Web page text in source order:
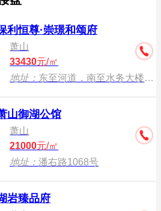
利恒尊·崇璟和颂府
萧山
33430元/㎡
地址： 东至河道，南至水务大楼，西至崇化路，北至河道
山御湖公馆
萧山
21000元/㎡
地址：潘右路1068号
岩臻品府